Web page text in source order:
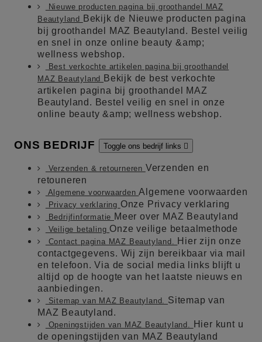
Nieuwe producten pagina bij groothandel MAZ
Beautyland Bekijk de Nieuwe producten pagina
bij groothandel MAZ Beautyland. Bestel veilig
en snel in onze online beauty &amp;
wellness webshop.
Best verkochte artikelen pagina bij groothandel
MAZ Beautyland Bekijk de best verkochte
artikelen pagina bij groothandel MAZ
Beautyland. Bestel veilig en snel in onze
online beauty &amp; wellness webshop.
ONS BEDRIJF Toggle ons bedrijf links 
Verzenden & retourneren Verzenden en
retouneren
Algemene voorwaardenAlgemene voorwaarden
Privacy verklaring Onze Privacy verklaring
Bedrijfinformatie Meer over MAZ Beautyland
Veilige betaling Onze veilige betaalmethode
Contact pagina MAZ Beautyland.
Hier zijn onze
contactgegevens. Wij zijn bereikbaar via mail
en telefoon. Via de social media links blijft u
altijd op de hoogte van het laatste nieuws en
aanbiedingen.
Sitemap van MAZ Beautyland. Sitemap van
MAZ Beautyland.
Openingstijden van MAZ Beautyland.
Hier kunt u
de openingstijden van MAZ Beautyland